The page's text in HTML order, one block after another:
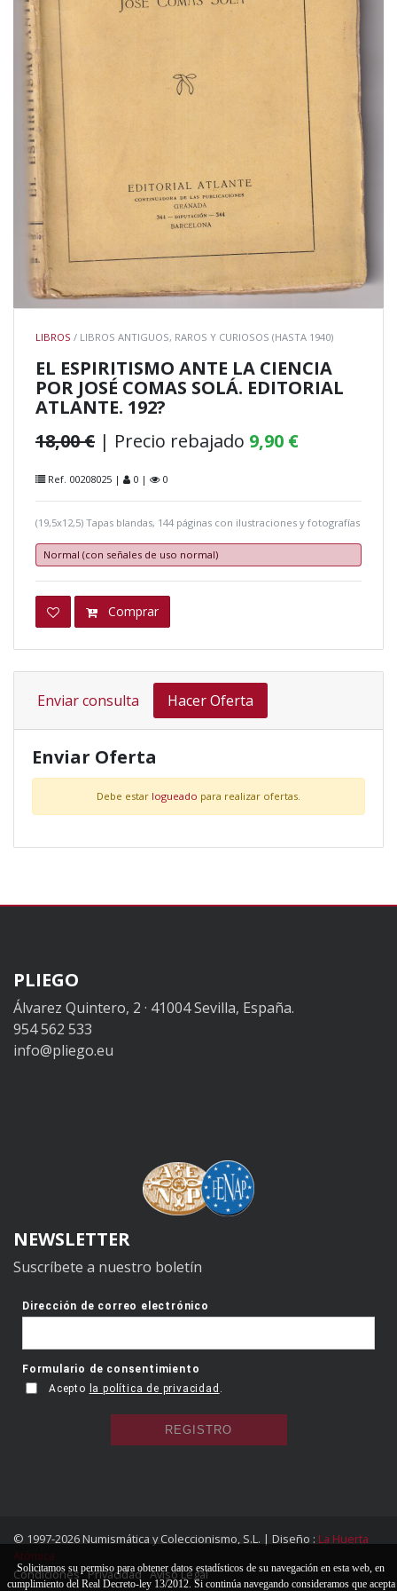
LIBROS / LIBROS ANTIGUOS, RAROS Y CURIOSOS (HASTA 1940)
EL ESPIRITISMO ANTE LA CIENCIA
POR JOSÉ COMAS SOLÁ. EDITORIAL
ATLANTE. 192?
18,00 € | Precio rebajado 9,90 €
Ref. 00208025 | 0 | 0
(19,5x12,5) Tapas blandas, 144 páginas con ilustraciones y fotografías
Normal (con señales de uso normal)
Comprar
Enviar consulta Hacer Oferta
Enviar Oferta
Debe estar logueado para realizar ofertas.
PLIEGO
Álvarez Quintero, 2 · 41004 Sevilla, España.
954 562 533
info@pliego.eu
NEWSLETTER
Suscríbete a nuestro boletín
© 1997-2026 Numismática y Coleccionismo, S.L. | Diseño : La Huerta
Atómica
Condiciones Privacidad Aviso Legal
Solicitamos su permiso para obtener datos estadísticos de su navegación en esta web, en
cumplimiento del Real Decreto-ley 13/2012. Si continúa navegando consideramos que acepta